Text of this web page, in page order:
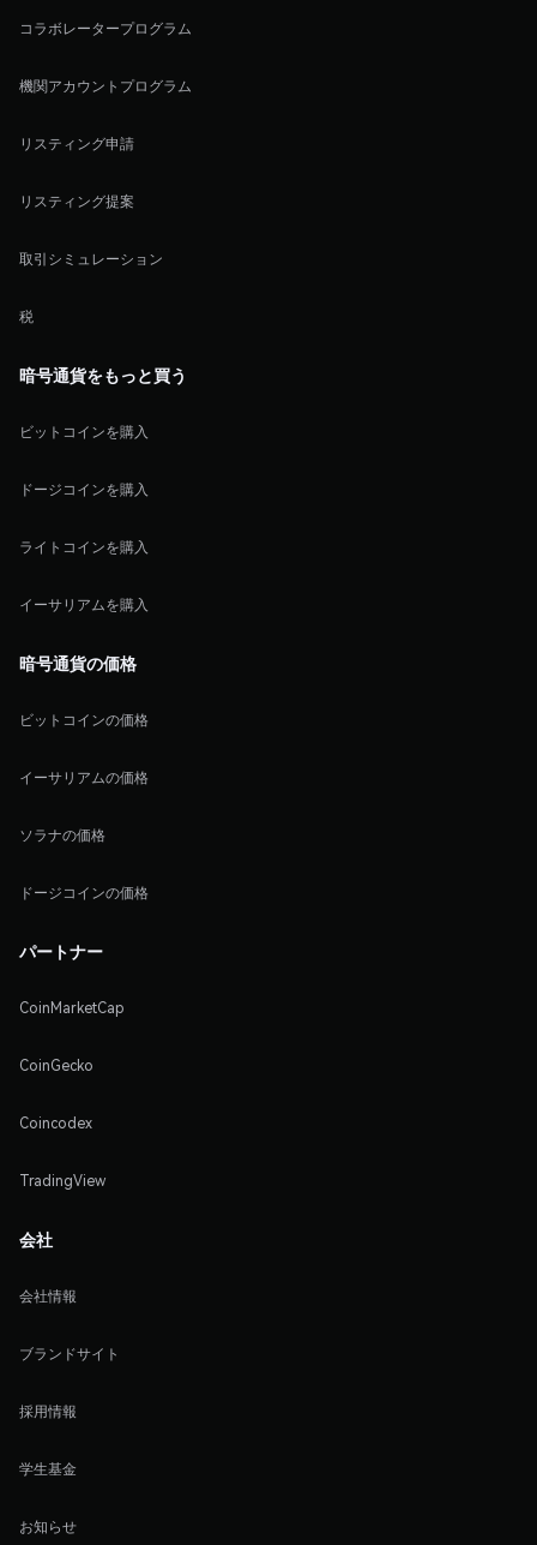
コラボレータープログラム
機関アカウントプログラム
リスティング申請
リスティング提案
取引シミュレーション
税
暗号通貨をもっと買う
ビットコインを購入
ドージコインを購入
ライトコインを購入
イーサリアムを購入
暗号通貨の価格
ビットコインの価格
イーサリアムの価格
ソラナの価格
ドージコインの価格
パートナー
CoinMarketCap
CoinGecko
Coincodex
TradingView
会社
会社情報
ブランドサイト
採用情報
学生基金
お知らせ